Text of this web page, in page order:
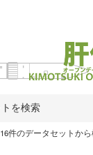
16件のデータセットか